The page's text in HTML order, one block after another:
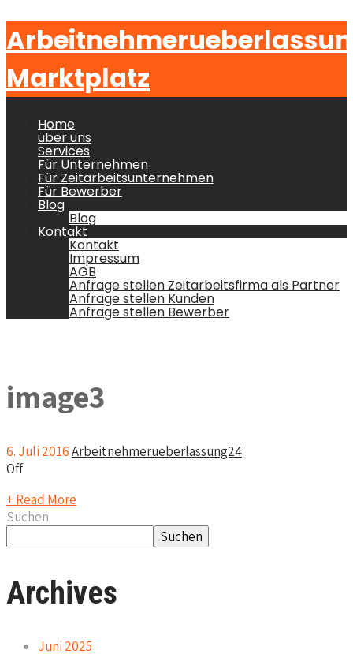
Marktplatz
Home
über uns
Services
Für Unternehmen
Für Zeitarbeitsunternehmen
Für Bewerber
Blog
Blog
Kontakt
Kontakt
Impressum
AGB
Anfrage stellen Zeitarbeitsfirma als Partner
Anfrage stellen Kunden
Anfrage stellen Bewerber
image3
6. Juli 2016Arbeitnehmerueberlassung24
Off
+ Read More
Suchen
Suchen
Archives
Juni 2025